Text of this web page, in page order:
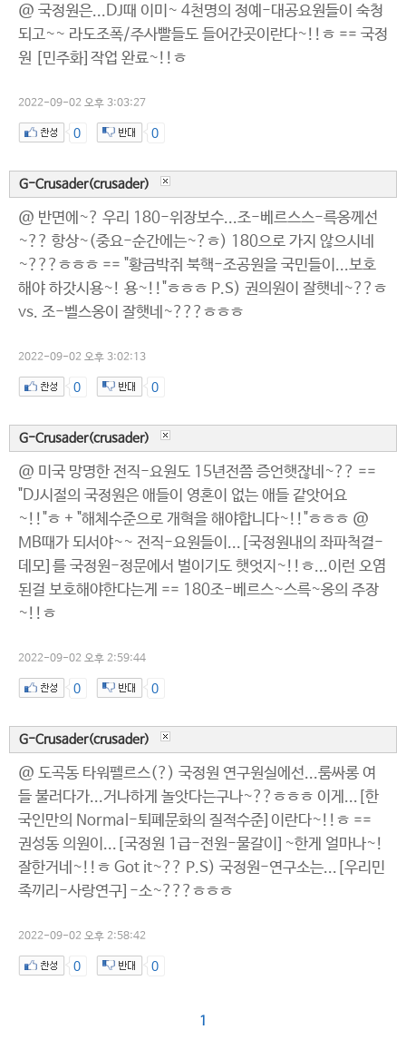
@ 국정원은...DJ때 이미~ 4천명의 정예-대공요원들이 숙청
되고~~ 라도조폭/주사빨들도 들어간곳이란다~!!ㅎ == 국정
원 [민주화]작업 완료~!!ㅎ
2022-09-02 오후 3:03:27
0 0
G-Crusader(crusader)
@ 반면에~? 우리 180-위장보수...조-베르스스-륵옹께선
~?? 항상~(중요-순간에는~?ㅎ) 180으로 가지 않으시네
~???ㅎㅎㅎ == "황금박쥐 북핵-조공원을 국민들이...보호
해야 하갓시용~! 용~!!"ㅎㅎㅎ P.S) 권의원이 잘햇네~??ㅎ
vs. 조-벨스옹이 잘햇네~???ㅎㅎㅎ
2022-09-02 오후 3:02:13
0 0
G-Crusader(crusader)
@ 미국 망명한 전직-요원도 15년전쯤 증언햇잖네~?? ==
"DJ시절의 국정원은 애들이 영혼이 없는 애들 같앗어요
~!!"ㅎ + "해체수준으로 개혁을 해야합니다~!!"ㅎㅎㅎ @
MB때가 되서야~~ 전직-요원들이...[국정원내의 좌파척결-
데모]를 국정원-정문에서 벌이기도 햇엇지~!!ㅎ...이런 오염
된걸 보호해야한다는게 == 180조-베르스~스륵~옹의 주장
~!!ㅎ
2022-09-02 오후 2:59:44
0 0
G-Crusader(crusader)
@ 도곡동 타워펠르스(?) 국정원 연구원실에선...룸싸롱 여
들 불러다가...거나하게 놀앗다는구나~??ㅎㅎㅎ 이게...[한
국인만의 Normal-퇴폐문화의 질적수준]이란다~!!ㅎ ==
권성동 의원이...[국정원 1급-전원-물갈이]~한게 얼마나~!
잘한거네~!!ㅎ Got it~?? P.S) 국정원-연구소는...[우리민
족끼리-사랑연구]-소~???ㅎㅎㅎ
2022-09-02 오후 2:58:42
0 0
1